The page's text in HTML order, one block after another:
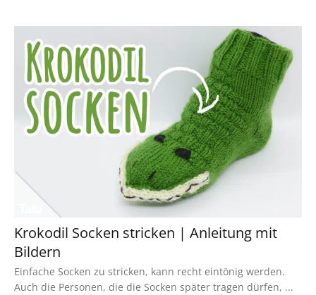
Krokodil Socken stricken | Anleitung mit
Bildern
Einfache Socken zu stricken, kann recht eintönig werden.
Auch die Personen, die die Socken später tragen dürfen, ...